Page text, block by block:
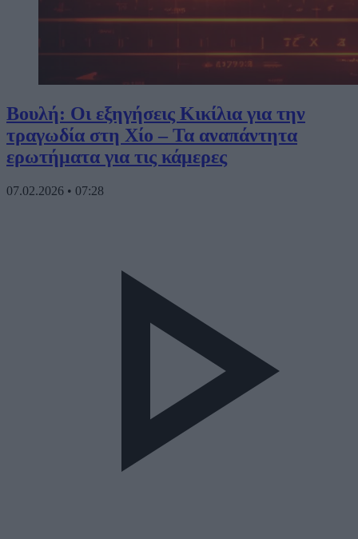
Βουλή: Οι εξηγήσεις Κικίλια για την
τραγωδία στη Χίο – Τα αναπάντητα
ερωτήματα για τις κάμερες
07.02.2026 • 07:28